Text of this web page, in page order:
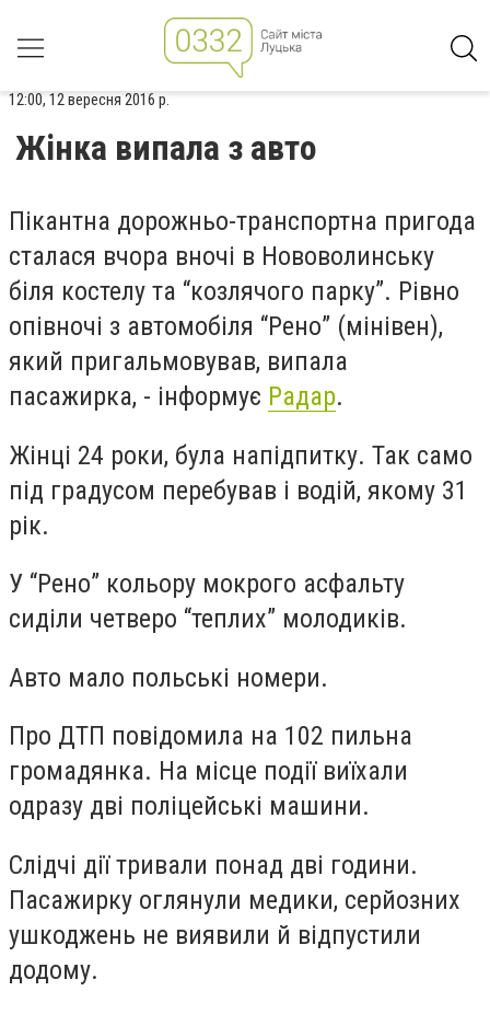
12:00, 12 вересня 2016 р.
Жінка випала з авто
Пікантна дорожньо-транспортна пригода
сталася вчора вночі в Нововолинську
біля костелу та “козлячого парку”. Рівно
опівночі з автомобіля “Рено” (мінівен),
який пригальмовував, випала
пасажирка, - інформує Радар.
Жінці 24 роки, була напідпитку. Так само
під градусом перебував і водій, якому 31
рік.
У “Рено” кольору мокрого асфальту
сиділи четверо “теплих” молодиків.
Авто мало польські номери.
Про ДТП повідомила на 102 пильна
громадянка. На місце події виїхали
одразу дві поліцейські машини.
Слідчі дії тривали понад дві години.
Пасажирку оглянули медики, серйозних
ушкоджень не виявили й відпустили
додому.